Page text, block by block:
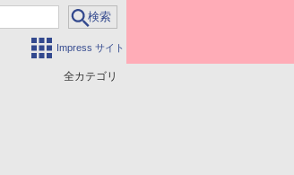
Impress サイト
全カテゴリ